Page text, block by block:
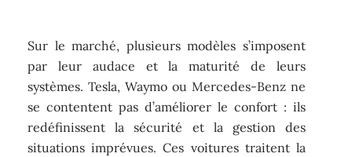
Sur le marché, plusieurs modèles s’imposent
par leur audace et la maturité de leurs
systèmes. Tesla, Waymo ou Mercedes-Benz ne
se contentent pas d’améliorer le confort : ils
redéfinissent la sécurité et la gestion des
situations imprévues. Ces voitures traitent la